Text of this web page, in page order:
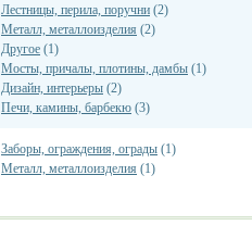
Лестницы, перила, поручни (2)
Металл, металлоизделия (2)
Другое (1)
Мосты, причалы, плотины, дамбы (1)
Дизайн, интерьеры (2)
Печи, камины, барбекю (3)
Заборы, ограждения, ограды (1)
Металл, металлоизделия (1)